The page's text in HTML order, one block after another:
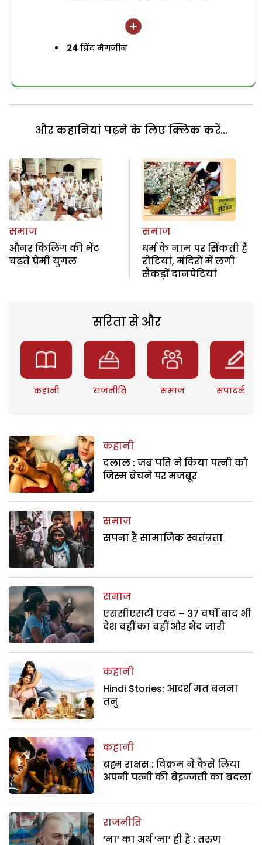
24 प्रिंट मैगजीन
और कहानियां पढ़ने के लिए क्लिक करें...
समाज
औनर किलिंग की भेंट
चढ़ते प्रेमी युगल
समाज
धर्म के नाम पर सिंकती हैं
रोटियां, मंदिरों में लगी
सैकड़ों दानपेटियां
सरिता से और
कहानी राजनीति समाज संपादकीय
कहानी
दलाल : जब पति ने किया पत्नी को
जिस्म बेचने पर मजबूर
समाज
सपना है सामाजिक स्वतंत्रता
समाज
एससीएसटी एक्ट – 37 वर्षों बाद भी
देश वहीं का वहीं और भेद जारी
कहानी
Hindi Stories: आदर्श मत बनना
तनु
कहानी
ब्रह्म राक्षस : विक्रम ने कैसे लिया
अपनी पत्नी की बेइज्जती का बदला
राजनीति
‘ना’ का अर्थ ‘ना’ ही है : तरुण